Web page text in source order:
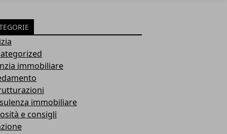
immobiliare
immobiliare
e consigli